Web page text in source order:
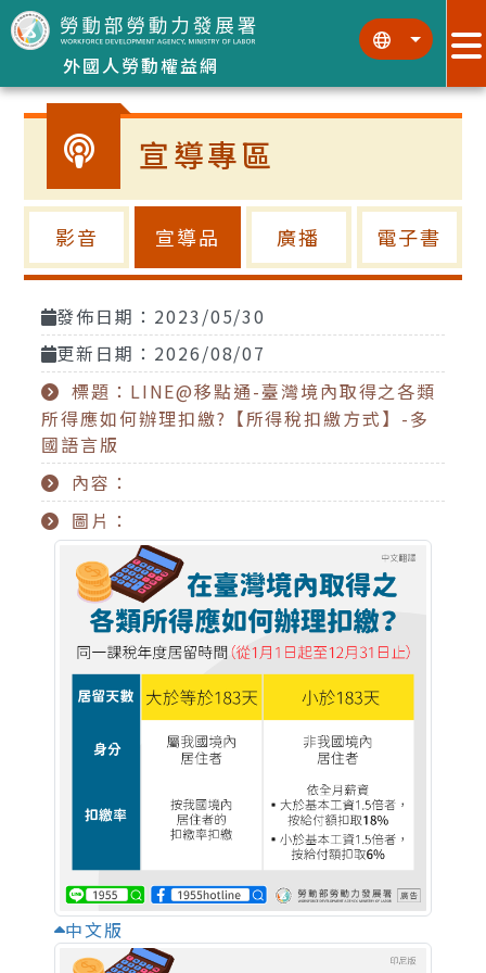
跳到主要內容區塊
外國人勞動權益網
::: :::
宣導專區
影音 宣導品 廣播 電子書
發佈日期：2023/05/30
更新日期：2026/08/07
標題：LINE@移點通-臺灣境內取得之各類
所得應如何辦理扣繳?【所得稅扣繳方式】-多
國語言版
內容：
圖片：
中文版